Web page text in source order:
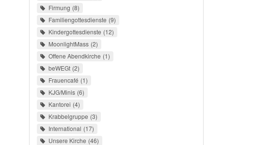
Firmung 8
Familiengottesdienste 9
Kindergottesdienste 12
MoonlightMass 2
Offene Abendkirche 1
beWEGt 2
Frauencafé 1
KJG/Minis 6
Kantorei 4
Krabbelgruppe 3
International 17
Unsere Kirche 46